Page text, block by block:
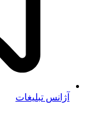
آژانس تبلیغات